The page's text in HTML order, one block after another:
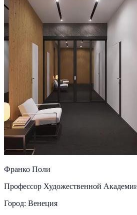
Франко Поли
Профессор Художественной
Город: Венеция